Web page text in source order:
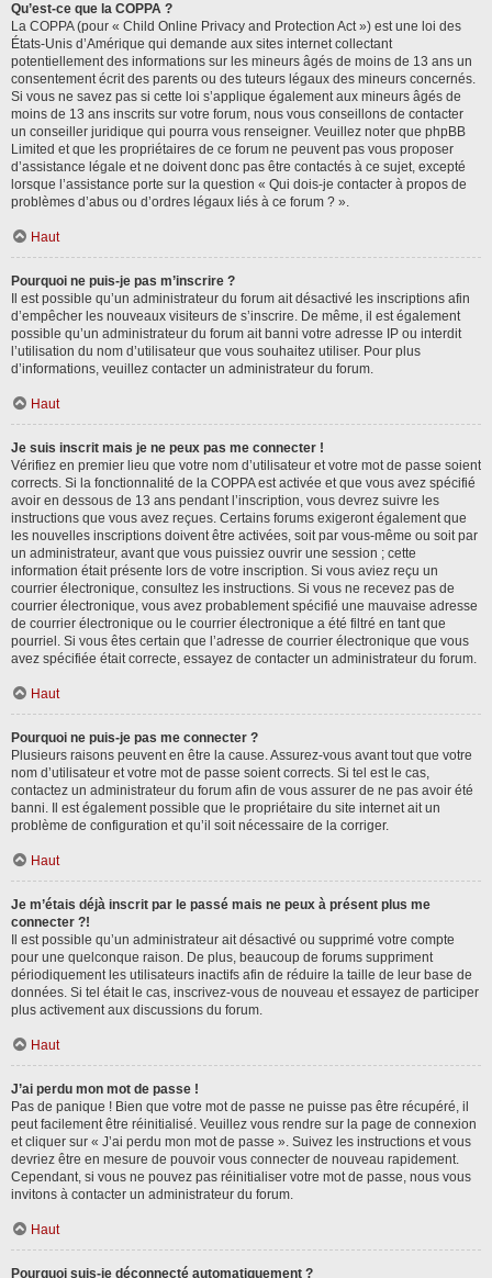
Qu’est-ce que la COPPA ?
La COPPA (pour « Child Online Privacy and Protection Act ») est une loi des
États-Unis d’Amérique qui demande aux sites internet collectant
potentiellement des informations sur les mineurs âgés de moins de 13 ans un
consentement écrit des parents ou des tuteurs légaux des mineurs concernés.
Si vous ne savez pas si cette loi s’applique également aux mineurs âgés de
moins de 13 ans inscrits sur votre forum, nous vous conseillons de contacter
un conseiller juridique qui pourra vous renseigner. Veuillez noter que phpBB
Limited et que les propriétaires de ce forum ne peuvent pas vous proposer
d’assistance légale et ne doivent donc pas être contactés à ce sujet, excepté
lorsque l’assistance porte sur la question « Qui dois-je contacter à propos de
problèmes d’abus ou d’ordres légaux liés à ce forum ? ».
Haut
Pourquoi ne puis-je pas m’inscrire ?
Il est possible qu’un administrateur du forum ait désactivé les inscriptions afin
d’empêcher les nouveaux visiteurs de s’inscrire. De même, il est également
possible qu’un administrateur du forum ait banni votre adresse IP ou interdit
l’utilisation du nom d’utilisateur que vous souhaitez utiliser. Pour plus
d’informations, veuillez contacter un administrateur du forum.
Haut
Je suis inscrit mais je ne peux pas me connecter !
Vérifiez en premier lieu que votre nom d’utilisateur et votre mot de passe soient
corrects. Si la fonctionnalité de la COPPA est activée et que vous avez spécifié
avoir en dessous de 13 ans pendant l’inscription, vous devrez suivre les
instructions que vous avez reçues. Certains forums exigeront également que
les nouvelles inscriptions doivent être activées, soit par vous-même ou soit par
un administrateur, avant que vous puissiez ouvrir une session ; cette
information était présente lors de votre inscription. Si vous aviez reçu un
courrier électronique, consultez les instructions. Si vous ne recevez pas de
courrier électronique, vous avez probablement spécifié une mauvaise adresse
de courrier électronique ou le courrier électronique a été filtré en tant que
pourriel. Si vous êtes certain que l’adresse de courrier électronique que vous
avez spécifiée était correcte, essayez de contacter un administrateur du forum.
Haut
Pourquoi ne puis-je pas me connecter ?
Plusieurs raisons peuvent en être la cause. Assurez-vous avant tout que votre
nom d’utilisateur et votre mot de passe soient corrects. Si tel est le cas,
contactez un administrateur du forum afin de vous assurer de ne pas avoir été
banni. Il est également possible que le propriétaire du site internet ait un
problème de configuration et qu’il soit nécessaire de la corriger.
Haut
Je m’étais déjà inscrit par le passé mais ne peux à présent plus me
connecter ?!
Il est possible qu’un administrateur ait désactivé ou supprimé votre compte
pour une quelconque raison. De plus, beaucoup de forums suppriment
périodiquement les utilisateurs inactifs afin de réduire la taille de leur base de
données. Si tel était le cas, inscrivez-vous de nouveau et essayez de participer
plus activement aux discussions du forum.
Haut
J’ai perdu mon mot de passe !
Pas de panique ! Bien que votre mot de passe ne puisse pas être récupéré, il
peut facilement être réinitialisé. Veuillez vous rendre sur la page de connexion
et cliquer sur « J’ai perdu mon mot de passe ». Suivez les instructions et vous
devriez être en mesure de pouvoir vous connecter de nouveau rapidement.
Cependant, si vous ne pouvez pas réinitialiser votre mot de passe, nous vous
invitons à contacter un administrateur du forum.
Haut
Pourquoi suis-je déconnecté automatiquement ?